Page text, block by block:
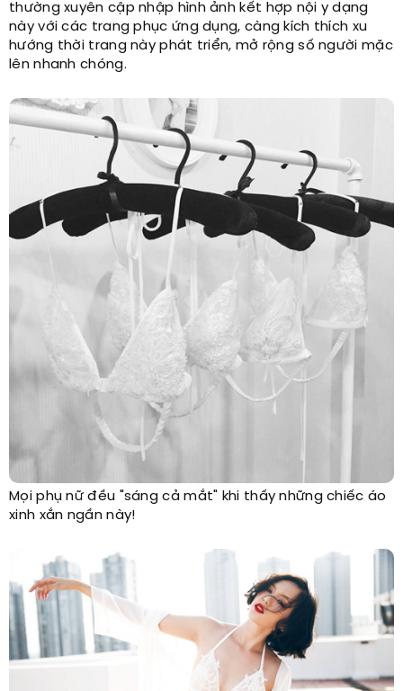
thường xuyên cập nhập hình ảnh kết hợp nội y dạng
này với các trang phục ứng dụng, càng kích thích xu
hướng thời trang này phát triển, mở rộng số người mặc
lên nhanh chóng.
Mọi phụ nữ đều "sáng cả mắt" khi thấy những chiếc áo
xinh xắn ngần này!